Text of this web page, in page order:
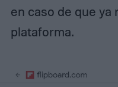
en caso de que ya
plataforma.